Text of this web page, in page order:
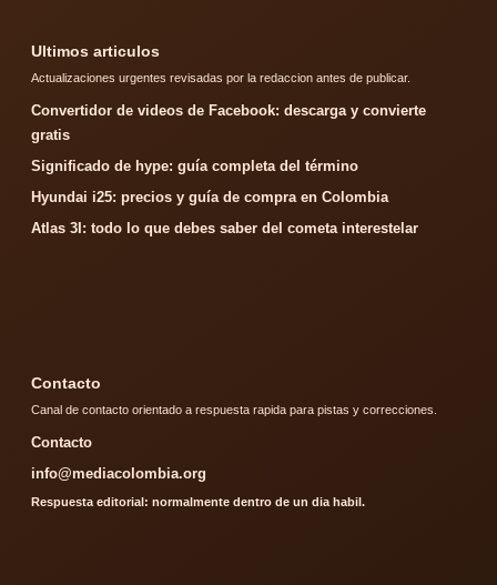
Ultimos articulos
Actualizaciones urgentes revisadas por la redaccion antes de publicar.
Convertidor de videos de Facebook: descarga y convierte
gratis
Significado de hype: guía completa del término
Hyundai i25: precios y guía de compra en Colombia
Atlas 3I: todo lo que debes saber del cometa interestelar
Contacto
Canal de contacto orientado a respuesta rapida para pistas y correcciones.
Contacto
info@mediacolombia.org
Respuesta editorial: normalmente dentro de un dia habil.